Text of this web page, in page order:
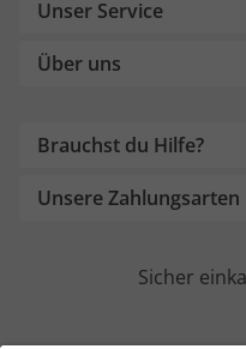
Unser Service
Über uns
Brauchst du Hilfe?
Unsere Zahlungsarten
Sicher